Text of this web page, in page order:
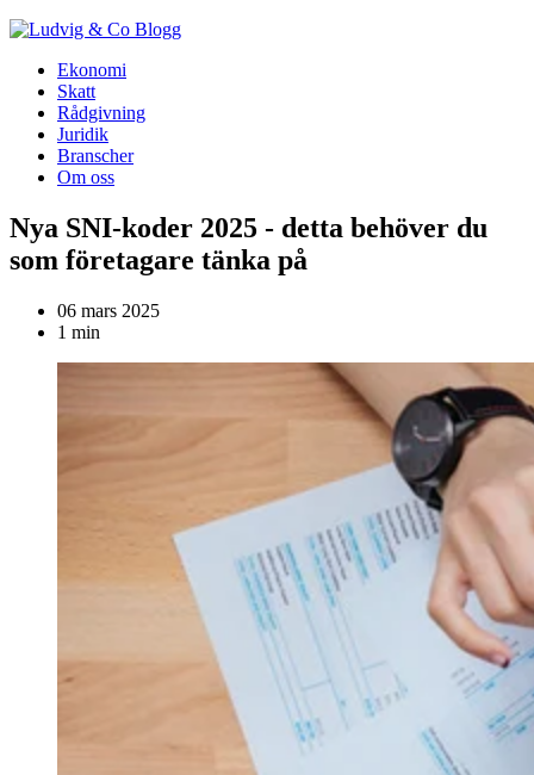
Blogg
Ekonomi
Skatt
Rådgivning
Juridik
Branscher
Om oss
Nya SNI-koder 2025 - detta behöver du
som företagare tänka på
06 mars 2025
1 min